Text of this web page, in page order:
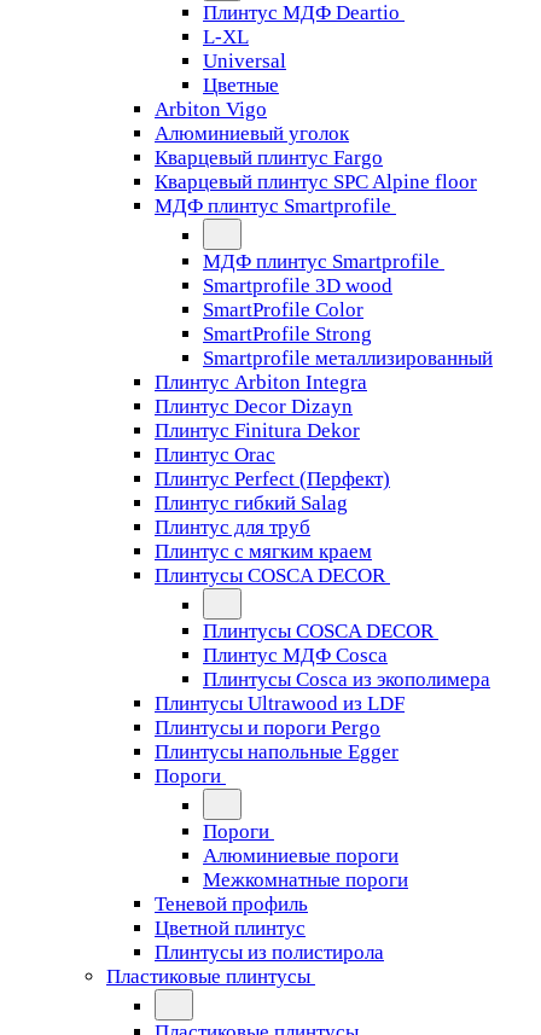
Плинтус МДФ Deartio
L-XL
Universal
Цветные
Arbiton Vigo
Алюминиевый уголок
Кварцевый плинтус Fargo
Кварцевый плинтус SPC Alpine floor
МДФ плинтус Smartprofile
МДФ плинтус Smartprofile
Smartprofile 3D wood
SmartProfile Color
SmartProfile Strong
Smartprofile металлизированный
Плинтус Arbiton Integra
Плинтус Decor Dizayn
Плинтус Finitura Dekor
Плинтус Orac
Плинтус Perfect (Перфект)
Плинтус гибкий Salag
Плинтус для труб
Плинтус с мягким краем
Плинтусы COSCA DECOR
Плинтусы COSCA DECOR
Плинтус МДФ Cosca
Плинтусы Cosca из экополимера
Плинтусы Ultrawood из LDF
Плинтусы и пороги Pergo
Плинтусы напольные Egger
Пороги
Пороги
Алюминиевые пороги
Межкомнатные пороги
Теневой профиль
Цветной плинтус
Плинтусы из полистирола
Пластиковые плинтусы